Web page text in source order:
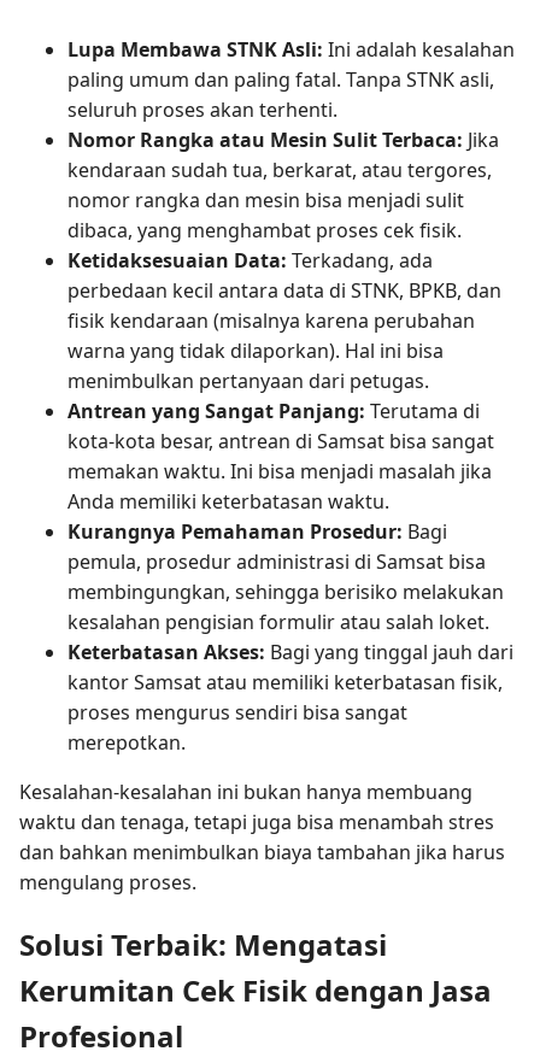
Lupa Membawa STNK Asli: Ini adalah kesalahan
paling umum dan paling fatal. Tanpa STNK asli,
seluruh proses akan terhenti.
Nomor Rangka atau Mesin Sulit Terbaca: Jika
kendaraan sudah tua, berkarat, atau tergores,
nomor rangka dan mesin bisa menjadi sulit
dibaca, yang menghambat proses cek fisik.
Ketidaksesuaian Data: Terkadang, ada
perbedaan kecil antara data di STNK, BPKB, dan
fisik kendaraan (misalnya karena perubahan
warna yang tidak dilaporkan). Hal ini bisa
menimbulkan pertanyaan dari petugas.
Antrean yang Sangat Panjang: Terutama di
kota-kota besar, antrean di Samsat bisa sangat
memakan waktu. Ini bisa menjadi masalah jika
Anda memiliki keterbatasan waktu.
Kurangnya Pemahaman Prosedur: Bagi
pemula, prosedur administrasi di Samsat bisa
membingungkan, sehingga berisiko melakukan
kesalahan pengisian formulir atau salah loket.
Keterbatasan Akses: Bagi yang tinggal jauh dari
kantor Samsat atau memiliki keterbatasan fisik,
proses mengurus sendiri bisa sangat
merepotkan.
Kesalahan-kesalahan ini bukan hanya membuang
waktu dan tenaga, tetapi juga bisa menambah stres
dan bahkan menimbulkan biaya tambahan jika harus
mengulang proses.
Solusi Terbaik: Mengatasi
Kerumitan Cek Fisik dengan Jasa
Profesional